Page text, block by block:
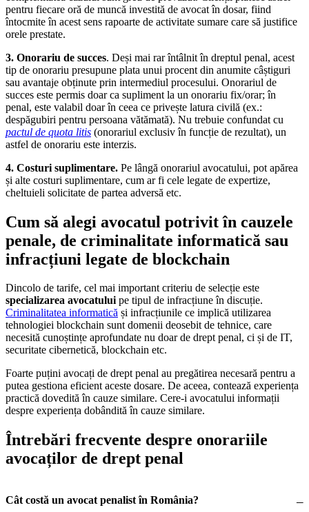
pentru fiecare oră de muncă investită de avocat în dosar, fiind
întocmite în acest sens rapoarte de activitate sumare care să justifice
orele prestate.
3. Onorariu de succes. Deși mai rar întâlnit în dreptul penal, acest
tip de onorariu presupune plata unui procent din anumite câștiguri
sau avantaje obținute prin intermediul procesului. Onorariul de
succes este permis doar ca supliment la un onorariu fix/orar; în
penal, este valabil doar în ceea ce privește latura civilă (ex.:
despăgubiri pentru persoana vătămată). Nu trebuie confundat cu
pactul de quota litis (onorariul exclusiv în funcție de rezultat), un
astfel de onorariu este interzis.
4. Costuri suplimentare. Pe lângă onorariul avocatului, pot apărea
și alte costuri suplimentare, cum ar fi cele legate de expertize,
cheltuieli solicitate de partea adversă etc.
Cum să alegi avocatul potrivit în cauzele
penale, de criminalitate informatică sau
infracțiuni legate de blockchain
Dincolo de tarife, cel mai important criteriu de selecție este
specializarea avocatuluipe tipul de infracțiune în discuție.
Criminalitatea informatică și infracțiunile ce implică utilizarea
tehnologiei blockchain sunt domenii deosebit de tehnice, care
necesită cunoștințe aprofundate nu doar de drept penal, ci și de IT,
securitate cibernetică, blockchain etc.
Foarte puțini avocați de drept penal au pregătirea necesară pentru a
putea gestiona eficient aceste dosare. De aceea, contează experiența
practică dovedită în cauze similare. Cere-i avocatului informații
despre experiența dobândită în cauze similare.
Întrebări frecvente despre onorariile
avocaților de drept penal
Cât costă un avocat penalist în România?